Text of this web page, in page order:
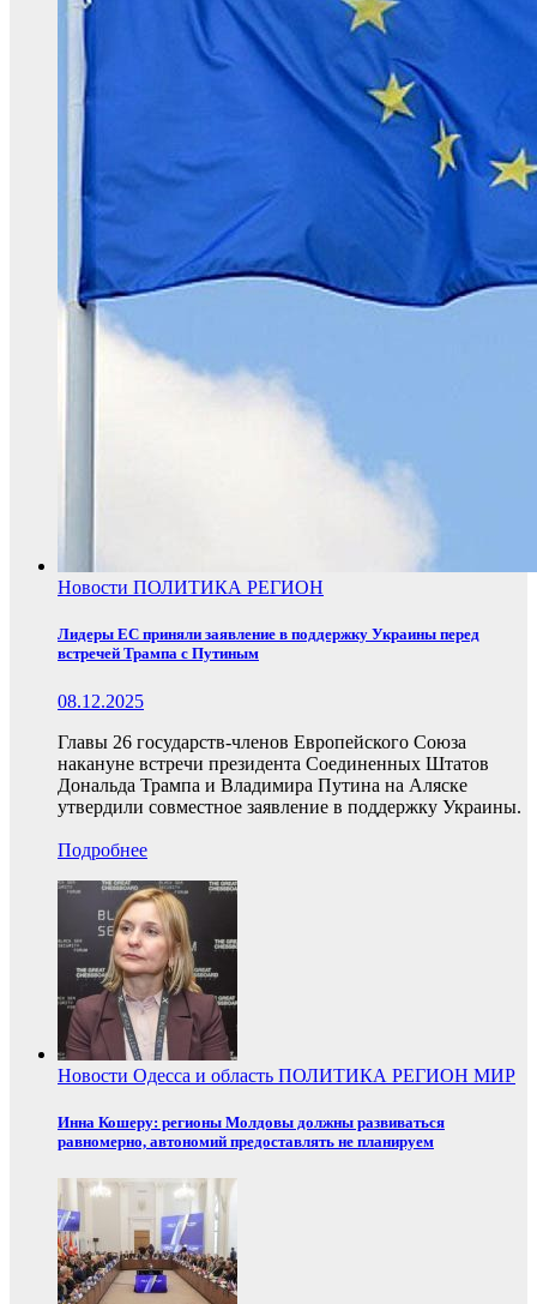
Новости ПОЛИТИКА РЕГИОН
Лидеры ЕС приняли заявление в поддержку Украины перед
встречей Трампа с Путиным
08.12.2025
Главы 26 государств-членов Европейского Союза
накануне встречи президента Соединенных Штатов
Дональда Трампа и Владимира Путина на Аляске
утвердили совместное заявление в поддержку Украины.
Подробнее
Новости Одесса и область ПОЛИТИКА РЕГИОН МИР
Инна Кошеру: регионы Молдовы должны развиваться
равномерно, автономий предоставлять не планируем